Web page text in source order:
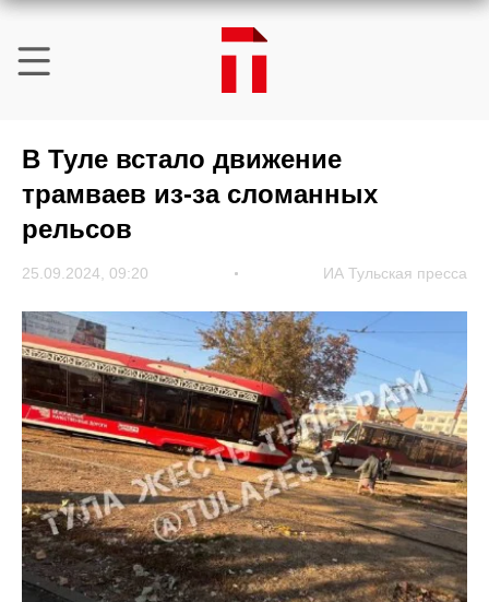
В Туле встало движение
трамваев из-за сломанных
рельсов
25.09.2024, 09:20 ИА Тульская пресса